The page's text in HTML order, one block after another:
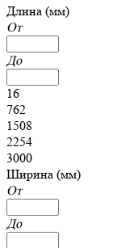
Длина (мм)
От
До
16
762
1508
2254
3000
Ширина (мм)
От
До